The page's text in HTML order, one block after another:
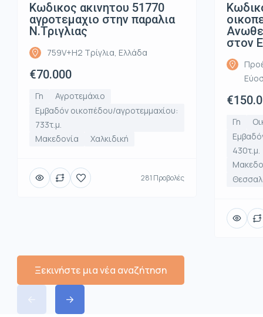
Κωδικος ακινητου 51770
αγροτεμαχιο στην παραλια
Ν.Τριγλιας
759V+H2 Τρίγλια, Ελλάδα
€70.000
Γη
Αγροτεμάχιο
Εμβαδόν οικοπέδου/αγροτεμμαχίου:
733τ.μ.
Μακεδονία
Χαλκιδική
281 Προβολές
στον
Γη
430τ.μ.
Ξεκινήστε μια νέα αναζήτηση